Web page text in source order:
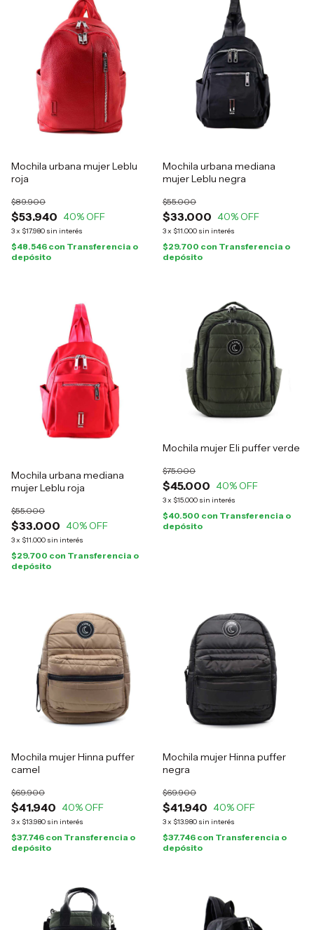
Mochila urbana mujer Leblu
roja
$53.940
$89.900
40% OFF
3x $17.980 sin interés
$48.546 con Transferencia o
depósito
Mochila urbana mediana
mujer Leblu negra
$33.000
$55.000
40% OFF
3x $11.000 sin interés
$29.700 con Transferencia o
depósito
Mochila urbana mediana
mujer Leblu roja
$33.000
$55.000
40% OFF
3x $11.000 sin interés
$29.700 con Transferencia o
depósito
Mochila mujer Eli puffer verde
$45.000
$75.000
40% OFF
3x $15.000 sin interés
$40.500 con Transferencia o
depósito
Mochila mujer Hinna puffer
camel
$41.940
$69.900
40% OFF
3x $13.980 sin interés
$37.746 con Transferencia o
depósito
Mochila mujer Hinna puffer
negra
$41.940
$69.900
40% OFF
3x $13.980 sin interés
$37.746 con Transferencia o
depósito